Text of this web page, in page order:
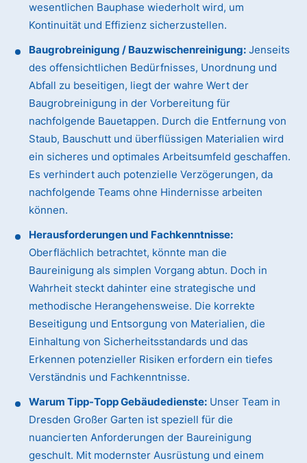
wesentlichen Bauphase wiederholt wird, um
Kontinuität und Effizienz sicherzustellen.
Baugrobreinigung / Bauzwischenreinigung: Jenseits
des offensichtlichen Bedürfnisses, Unordnung und
Abfall zu beseitigen, liegt der wahre Wert der
Baugrobreinigung in der Vorbereitung für
nachfolgende Bauetappen. Durch die Entfernung von
Staub, Bauschutt und überflüssigen Materialien wird
ein sicheres und optimales Arbeitsumfeld geschaffen.
Es verhindert auch potenzielle Verzögerungen, da
nachfolgende Teams ohne Hindernisse arbeiten
können.
Herausforderungen und Fachkenntnisse:
Oberflächlich betrachtet, könnte man die
Baureinigung als simplen Vorgang abtun. Doch in
Wahrheit steckt dahinter eine strategische und
methodische Herangehensweise. Die korrekte
Beseitigung und Entsorgung von Materialien, die
Einhaltung von Sicherheitsstandards und das
Erkennen potenzieller Risiken erfordern ein tiefes
Verständnis und Fachkenntnisse.
Warum Tipp-Topp Gebäudedienste: Unser Team in
Dresden Großer Garten ist speziell für die
nuancierten Anforderungen der Baureinigung
geschult. Mit modernster Ausrüstung und einem